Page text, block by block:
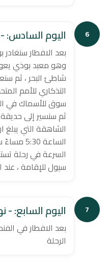
6 اليوم
بعد الافطار
وهو معبد بوذي
شاطئ البحر ، ثم
التذكاري للأمم
سوق للأسماك في
ثم سنسير إلى
الساعة
السرعة في رحلة
سيول للإقامة ، عند
7 اليوم السابع: -
بعد الافطار في
الرحلة